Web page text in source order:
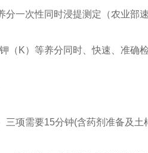
分一次性同时浸提测定（农业部
（K）等养分同时、快速、准确
三项需要15分钟(含药剂准备及